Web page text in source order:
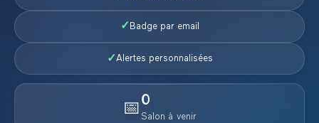
✓ Badge par email
✓Alertes personnalisées
📅 0
Salon à venir